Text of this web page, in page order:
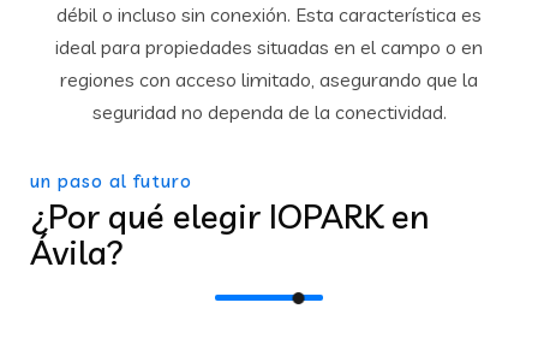
débil o incluso sin conexión. Esta característica es
ideal para propiedades situadas en el campo o en
regiones con acceso limitado, asegurando que la
seguridad no dependa de la conectividad.
un paso al futuro
¿Por qué elegir IOPARK en
Ávila?